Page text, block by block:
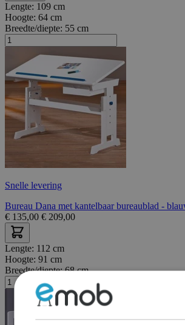
Lengte: 109 cm
Hoogte: 64 cm
Breedte/diepte: 55 cm
Snelle levering
Bureau Dana met kantelbaar bureaublad -
€ 135,00 € 209,00
Lengte: 112 cm
Hoogte: 91 cm
Breedte/diepte:68 cm